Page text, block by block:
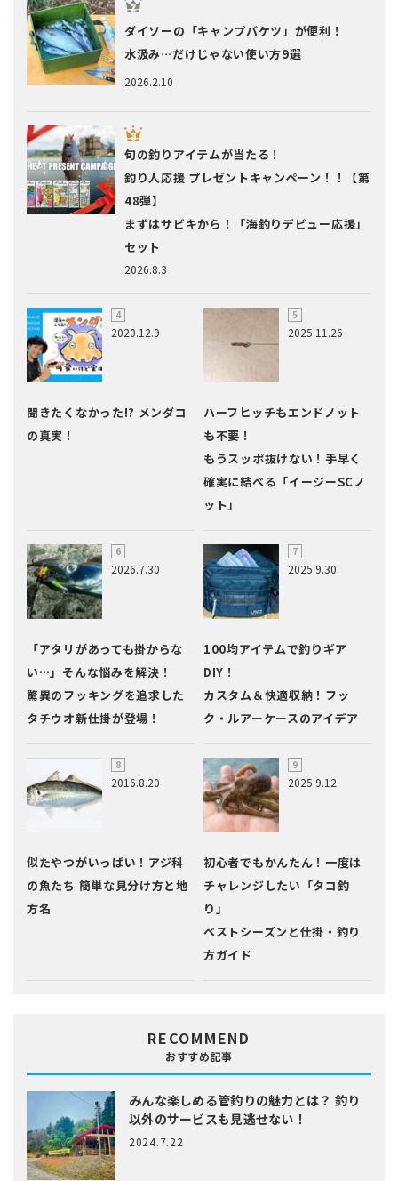
2026.2.10
ダイソーの「キャンプバケツ」が便利！
水汲み…だけじゃない使い方9選
2026.8.3
旬の釣りアイテムが当たる！
釣り人応援 プレゼントキャンペーン！！【第
48弾】
まずはサビキから！「海釣りデビュー応援」
セット
2020.12.9
聞きたくなかった!? メンダコ
の真実！
2025.11.26
ハーフヒッチもエンドノット
も不要！
もうスッポ抜けない！手早く
確実に結べる「イージーSCノ
ット」
2026.7.30
「アタリがあっても掛からな
い…」そんな悩みを解決！
驚異のフッキングを追求した
タチウオ新仕掛が登場！
2025.9.30
100均アイテムで釣りギア
DIY！
カスタム＆快適収納！フッ
ク・ルアーケースのアイデア
2016.8.20
似たやつがいっぱい！アジ科
の魚たち 簡単な見分け方と地
方名
2025.9.12
初心者でもかんたん！一度は
チャレンジしたい「タコ釣
り」
ベストシーズンと仕掛・釣り
方ガイド
RECOMMEND
おすすめ記事
みんな楽しめる管釣りの魅力とは？ 釣り
以外のサービスも見逃せない！
2024.7.22